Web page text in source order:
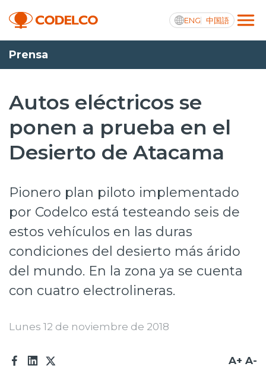
ENG 中国語
Transparencia activa
Nosotros
Operaciones
Sustentabilidad
Innovación
Inversionistas
Transparencia activa
Canales de denuncia
Prensa
Autos eléctricos se
ponen a prueba en el
Desierto de Atacama
Pionero plan piloto implementado
por Codelco está testeando seis de
estos vehículos en las duras
condiciones del desierto más árido
del mundo. En la zona ya se cuenta
con cuatro electrolineras.
Lunes 12 de noviembre de 2018
A+ A-